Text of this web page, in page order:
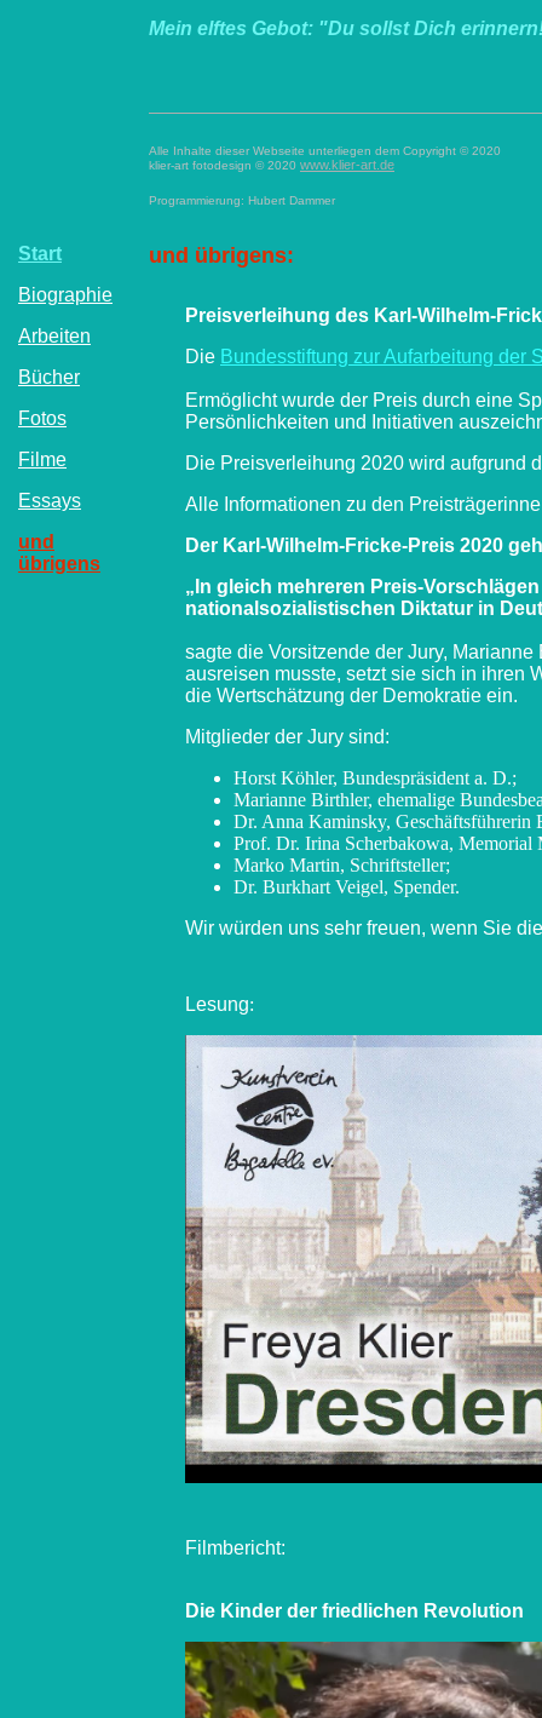
Mein elftes Gebot: "Du sollst Dich
Alle Inhalte dieser Webseite unterliegen dem Copyright © 2020
klier-art fotodesign © 2020 www.klier-art.de
Programmierung: Hubert Dammer
Start
Biographie
Arbeiten
Bücher
Fotos
Filme
Essays
und
übrigens
und übrigens:
Preisverleihung des Karl-Wilhelm-
Die Bundesstiftung zur Aufarbeitung der
Ermöglicht wurde der Preis durch eine
Persönlichkeiten und Initiativen
Die Preisverleihung 2020 wird aufgrund
Alle Informationen zu den
Der Karl-Wilhelm-Fricke-Preis 2020
„In gleich mehreren Preis-
nationalsozialistischen Diktatur in
sagte die Vorsitzende der Jury,
ausreisen musste, setzt sie sich in ihren
die Wertschätzung der Demokratie ein.
Mitglieder der Jury sind:
Horst Köhler, Bundespräsident a. D.;
Marianne Birthler, ehemalige
Dr. Anna Kaminsky, Geschäftsführerin
Prof. Dr. Irina Scherbakowa, Memorial
Marko Martin, Schriftsteller;
Dr. Burkhart Veigel, Spender.
Wir würden uns sehr freuen, wenn Sie
Lesung:
Filmbericht:
Die Kinder der friedlichen Revolution